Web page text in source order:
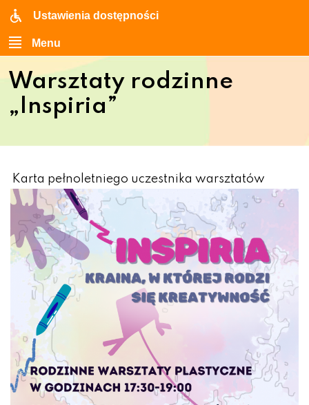
Ustawienia dostępności
Menu
Warsztaty rodzinne
„Inspiria”
Karta pełnoletniego uczestnika warsztatów